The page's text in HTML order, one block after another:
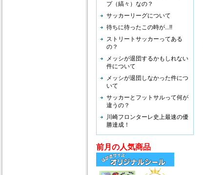
プ（縞々）なの？
サッカーリーグについて
待ちに待ったこの時が...!!
ストリートサッカーってある
の？
メッシが退団するかもしれない
件について
メッシが退団しなかった件につ
いて
サッカーとフットサルって何が
違うの？
川崎フロンターレ史上最速の優
勝達成！
前月の人気商品